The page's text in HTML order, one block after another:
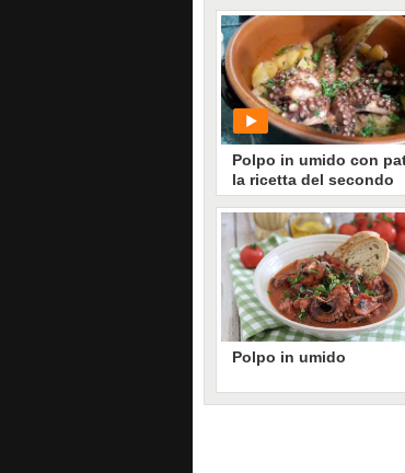
Polpo in umido con
la ricetta del secondo
piatto delizioso
PLAY
2225• diRicette In
Polpo in umido
Il polpo in umido è un